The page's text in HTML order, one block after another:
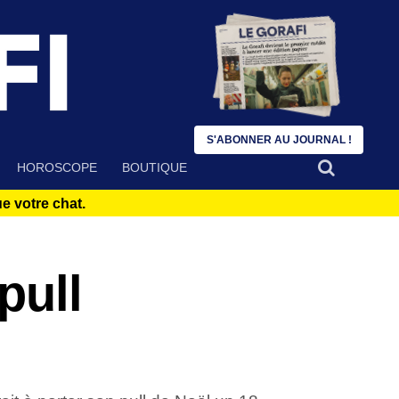
HOROSCOPE BOUTIQUE
votre chat.
S'ABONNER AU JOURNAL !